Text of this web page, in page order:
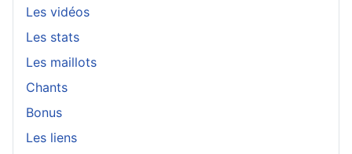
Les vidéos
Les stats
Les maillots
Chants
Bonus
Les liens